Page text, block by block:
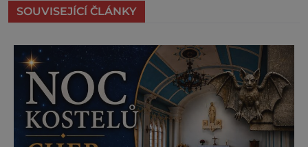
SOUVISEJÍCÍ ČLÁNKY